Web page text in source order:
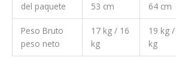
del paquete
53 cm
64 cm
Peso Bruto
peso neto
17 kg / 16
kg
19 kg
kg